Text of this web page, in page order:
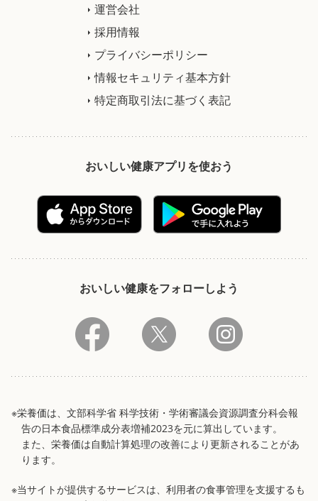
運営会社
採用情報
プライバシーポリシー
情報セキュリティ基本方針
特定商取引法に基づく表記
おいしい健康アプリを使おう
おいしい健康をフォローしよう
※栄養価は、文部科学省 科学技術・学術審議会資源調査分科会報
告の日本食品標準成分表増補2023を元に算出しています。
また、栄養価は自動計算処理の改善により更新されることがあ
ります。
※当サイトが提供するサービスは、利用者の食事管理を支援するも